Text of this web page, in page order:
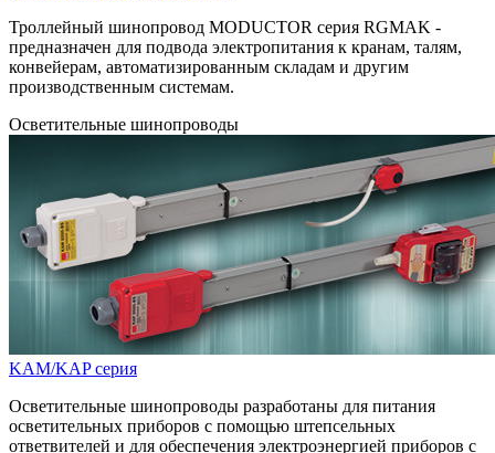
Троллейный шинопровод MODUCTOR серия RGMAK -
предназначен для подвода электропитания к кранам, талям,
конвейерам, автоматизированным складам и другим
производственным системам.
Осветительные шинопроводы
KAM/KAP серия
Осветительные шинопроводы разработаны для питания
осветительных приборов с помощью штепсельных
ответвителей и для обеспечения электроэнергией приборов с